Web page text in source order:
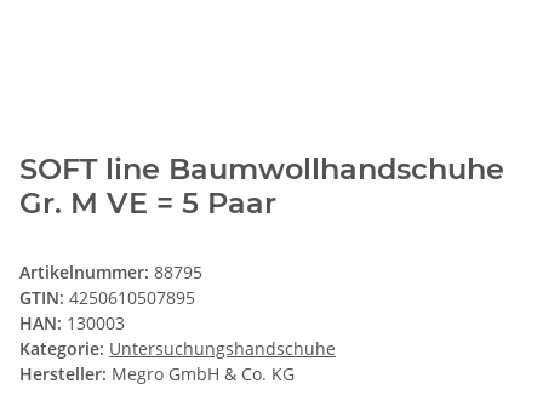
SOFT line Baumwollhandschuhe
Gr. M VE = 5 Paar
Artikelnummer: 88795
GTIN: 4250610507895
HAN: 130003
Kategorie: Untersuchungshandschuhe
Hersteller: Megro GmbH & Co. KG